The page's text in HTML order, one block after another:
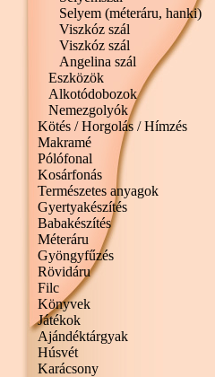
Selyem (méteráru, hanki)
Viszkóz szál
Viszkóz szál
Angelina szál
Eszközök
Alkotódobozok
Nemezgolyók
Kötés / Horgolás / Hímzés
Makramé
Pólófonal
Kosárfonás
Természetes anyagok
Gyertyakészítés
Babakészítés
Méteráru
Gyöngyfűzés
Rövidáru
Filc
Könyvek
Játékok
Ajándéktárgyak
Húsvét
Karácsony